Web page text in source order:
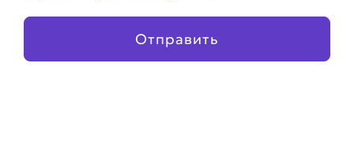
Отправить